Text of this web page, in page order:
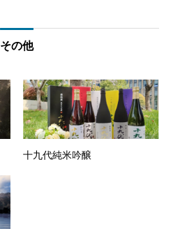
その他
十九代純米吟醸